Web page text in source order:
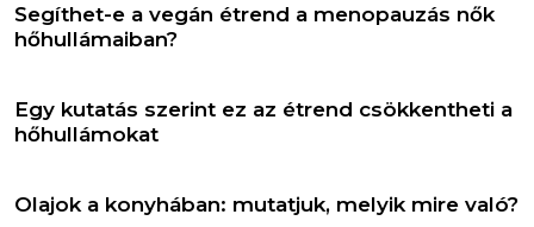
Segíthet-e a vegán étrend a menopauzás nők
hőhullámaiban?
Egy kutatás szerint ez az étrend csökkentheti a
hőhullámokat
Olajok a konyhában: mutatjuk, melyik mire való?